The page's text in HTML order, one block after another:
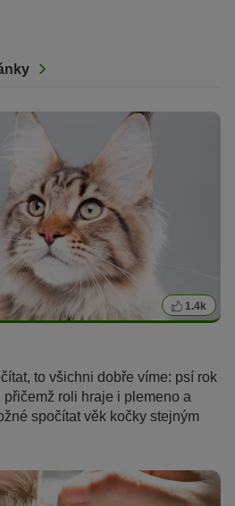
1.4k
to všichni dobře víme: psí rok
roli hraje i plemeno a
spočítat věk kočky stejným